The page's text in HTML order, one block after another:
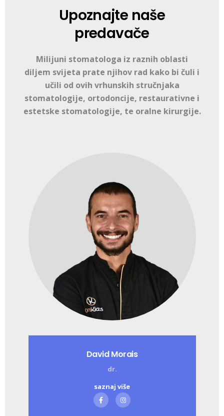
Upoznajte naše
predavače
Milijuni stomatologa iz raznih oblasti
diljem svijeta prate njihov rad kako bi čuli i
učili od ovih vrhunskih stručnjaka
stomatologije, ortodoncije, restaurativne i
estetske stomatologije, te oralne kirurgije.
David Morais
dr.
saznaj više